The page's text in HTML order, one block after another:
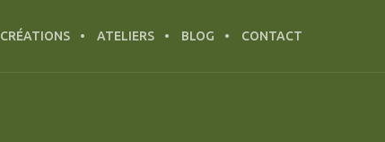
CRÉATIONS ATELIERS BLOG CONTACT